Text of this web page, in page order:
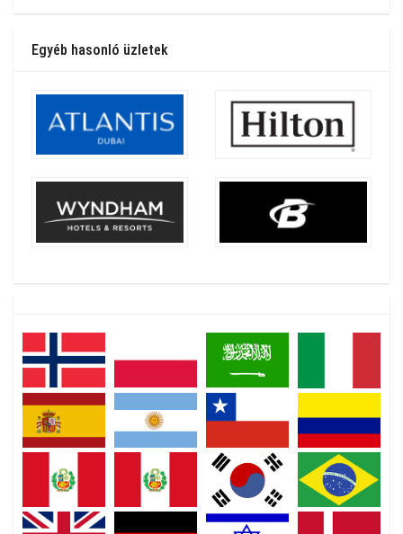
Egyéb hasonló üzletek